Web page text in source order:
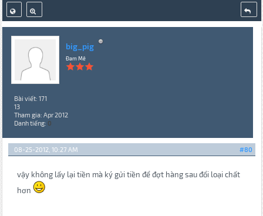
big_pig
Đam Mê
Bài viết: 171
13
Tham gia: Apr 2012
Danh tiếng: 0
#80
08-25-2012, 10:27 AM
vậy không lấy lại tiền mà ký gửi tiền để đợt hàng sau đổi loại chất
hơn